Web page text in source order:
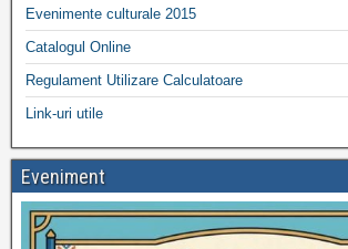
Evenimente culturale 2015
Catalogul Online
Regulament Utilizare Calculatoare
Link-uri utile
Eveniment